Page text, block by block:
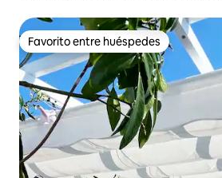
Favorito entre huéspedes
Favorito entre huéspedes